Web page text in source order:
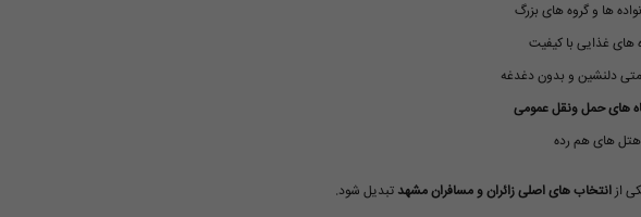
ها و گروه های بزرگ
های غذایی با کیفیت
دلنشین و بدون دغدغه
های حمل ونقل عمومی
هتل های هم رده
ازانتخاب های اصلی زائران و مسافران مشهد تبدیل شود.